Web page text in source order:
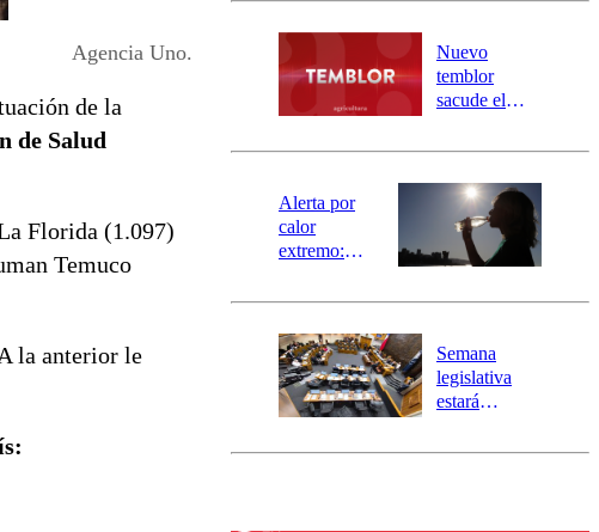
Agencia Uno.
de la
de Salud
Florida (1.097)
Temuco
la anterior le
río Damas:
activa
mensajería
SAE
Nuevo
temblor
sacude el
revisa la
epicentro
Alerta por
calor
extremo:
activa Alerta
Preventiva en
tres comunas
Semana
legislativa
estará
el fin de la